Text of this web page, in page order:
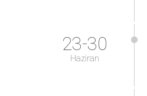
23-30
Haziran